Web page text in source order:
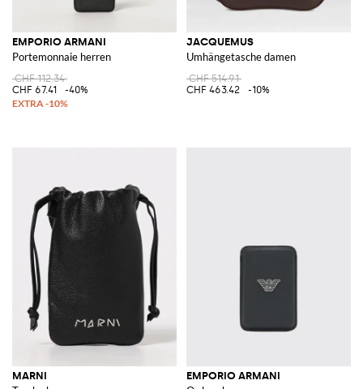
EMPORIO ARMANI
Portemonnaie herren
CHF 112.34
CHF 67.41
-40%
JACQUEMUS
Umhängetasche damen
CHF 514.91
CHF 463.42
-10%
MARNI EMPORIO ARMANI